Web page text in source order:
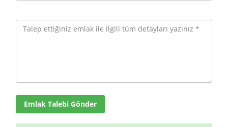
Emlak Talebi Gönder